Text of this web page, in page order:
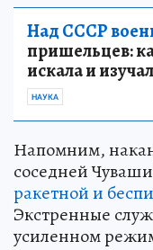
Над СССР
пришельцев:
искала и
НАУКА
Напомним,
соседней
ракетной и
Экстренные
усиленном